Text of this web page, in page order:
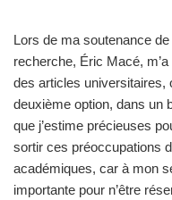
Lors de ma soutenance
recherche, Éric Macé,
des articles universitaires,
deuxième option, dans un
que j’estime précieuses
sortir ces préoccupations
académiques, car à mon
importante pour n’être